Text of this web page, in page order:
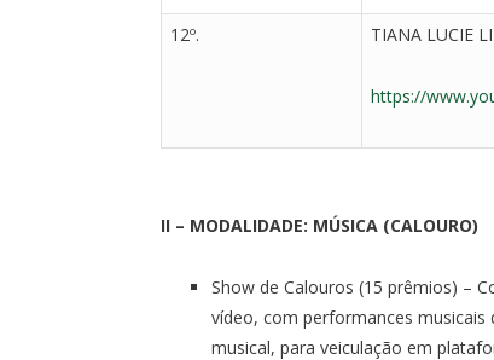
12º. TIANA LUCIE
https://
II – MODALIDADE: MÚSICA (CALOURO)
Show de Calouros (15 prêmios) –
vídeo, com performances
musical, para veiculação em